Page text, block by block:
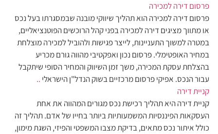
פרסום דירה למכירה
פרסום דירה למכירה הוא תהליך שיווקי מובנה שבמסגרתו בעל נכס
או מתווך מציגים דירה למכירה בפני קהל הרוכשים הפוטנציאליים,
במטרה למשוך התעניינות, לייצר פגישות ולהוביל למכירה מוצלחת
במחיר האופטימלי. פרסום נכון ואפקטיבי מהווה גורם מכריע
בהצלחת עסקת המכירה, משך זמן השיווק והמחיר הסופי שיתקבל
עבור הנכס. אפיקי פרסום מרכזיים בשוק הנדל"ן הישראלי ..
קניית דירה
קניית דירה היא תהליך רכישת נכס מגורים המהווה את אחת
העסקאות הפיננסיות המשמעותיות ביותר בחייו של אדם. תהליך זה
כולל איתור נכס מתאים, בדיקת מצבו המשפטי והפיזי, השגת מימון,